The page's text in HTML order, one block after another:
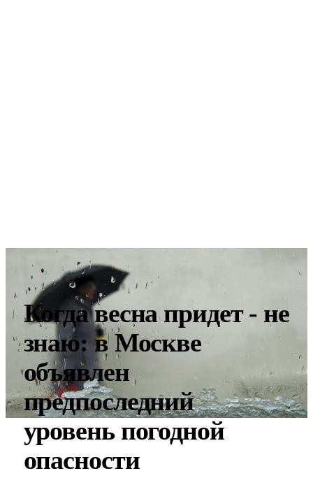
Когда весна придет - не
знаю: в Москве
объявлен
предпоследний
уровень погодной
опасности